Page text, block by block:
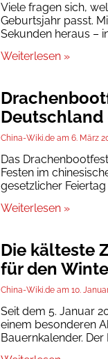
Viele fragen sich,
Geburtsjahr passt.
Sekunden heraus –
Weiterlesen »
Deutschland
China-Wiki.de 6. März
Das
Festen im
gesetzlicher
Weiterlesen »
Die kälteste
für den
China-Wiki.de 10.
Seit dem 5. Januar
einem besonderen
Bauernkalender.